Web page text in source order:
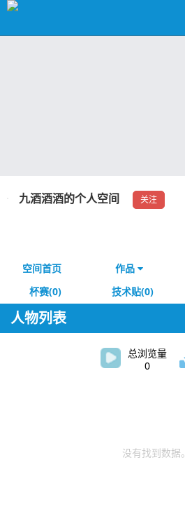
九酒酒酒的个人空间 关注
空间首页 作品
杯赛(0)
技术贴(0)
人物列表
总浏览量
0
没有找到数据。